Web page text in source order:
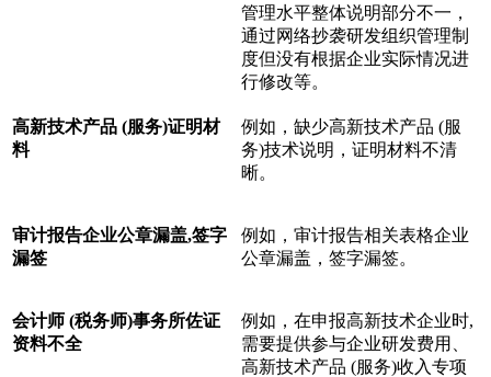
管理水平整体说明部分不一，
通过网络抄袭研发组织管理制
度但没有根据企业实际情况进
行修改等。
高新技术产品 (服务)证明材
料
例如，缺少高新技术产品 (服
务)技术说明，证明材料不清
晰。
审计报告企业公章漏盖,签字
漏签
例如，审计报告相关表格企业
公章漏盖，签字漏签。
会计师 (税务师)事务所佐证
资料不全
例如，在申报高新技术企业时,
需要提供参与企业研发费用、
高新技术产品 (服务)收入专项